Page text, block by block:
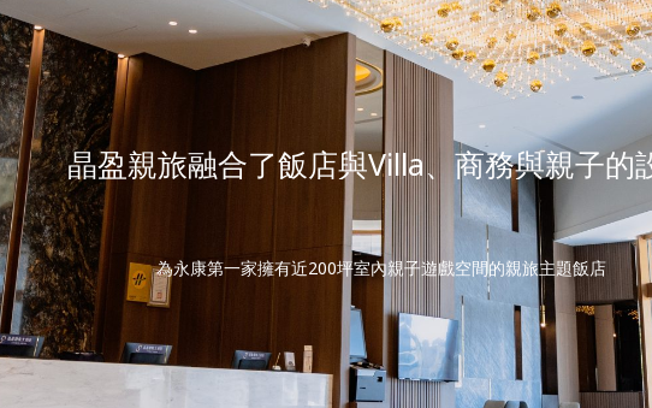
晶盈親旅融合了飯店與Villa、商務與親子的
為永康第一家擁有近200坪室內親子遊戲空間的親旅主題飯店